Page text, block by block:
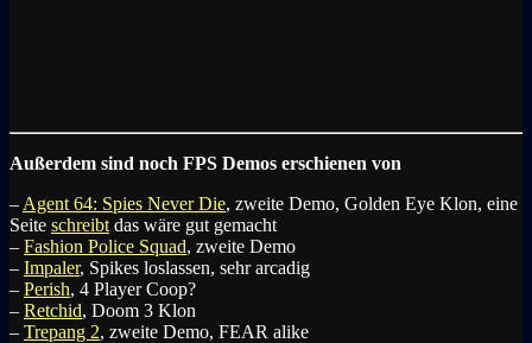
Außerdem sind noch FPS Demos erschienen von
– Agent 64: Spies Never Die, zweite Demo, Golden Eye Klon, eine
Seite schreibt das wäre gut gemacht
– Fashion Police Squad, zweite Demo
– Impaler, Spikes loslassen, sehr arcadig
– Perish, 4 Player Coop?
– Retchid, Doom 3 Klon
– Trepang 2, zweite Demo, FEAR alike